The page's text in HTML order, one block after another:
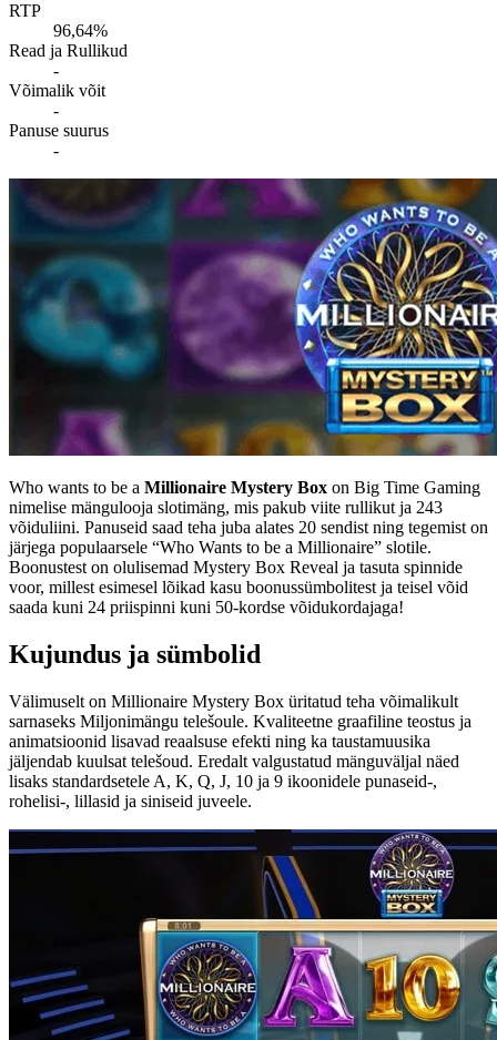
RTP
96,64%
Read ja Rullikud
-
Võimalik võit
-
Panuse suurus
-
Who wants to be a Millionaire Mystery Box on Big Time Gaming
nimelise mängulooja slotimäng, mis pakub viite rullikut ja 243
võiduliini. Panuseid saad teha juba alates 20 sendist ning tegemist on
järjega populaarsele “Who Wants to be a Millionaire” slotile.
Boonustest on olulisemad Mystery Box Reveal ja tasuta spinnide
voor, millest esimesel lõikad kasu boonussümbolitest ja teisel võid
saada kuni 24 priispinni kuni 50-kordse võidukordajaga!
Kujundus ja sümbolid
Välimuselt on Millionaire Mystery Box üritatud teha võimalikult
sarnaseks Miljonimängu telešoule. Kvaliteetne graafiline teostus ja
animatsioonid lisavad reaalsuse efekti ning ka taustamuusika
jäljendab kuulsat telešoud. Eredalt valgustatud mänguväljal näed
lisaks standardsetele A, K, Q, J, 10 ja 9 ikoonidele punaseid-,
rohelisi-, lillasid ja siniseid juveele.